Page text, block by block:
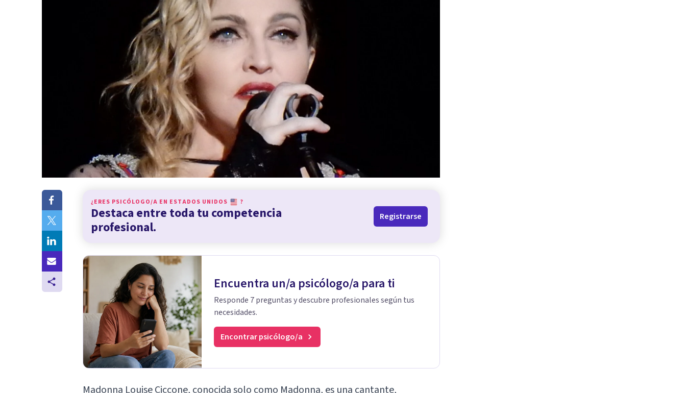
¿ERES PSICÓLOGO/A EN ESTADOS UNIDOS ?
Destaca entre toda tu competencia
profesional.
Registrarse
Encuentra un/a psicólogo/a para ti
Responde 7 preguntas y descubre profesionales según tus
necesidades.
Encontrar psicólogo/a
Madonna Louise Ciccone, conocida solo como Madonna, es una cantante,